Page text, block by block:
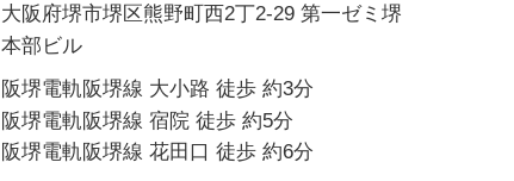
大阪府堺市堺区熊野町西2丁2-29 第一ゼミ堺
本部ビル
阪堺電軌阪堺線 大小路 徒歩 約3分
阪堺電軌阪堺線 宿院 徒歩 約5分
阪堺電軌阪堺線 花田口 徒歩 約6分